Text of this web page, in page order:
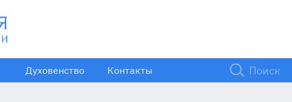
Духовенство Контакты